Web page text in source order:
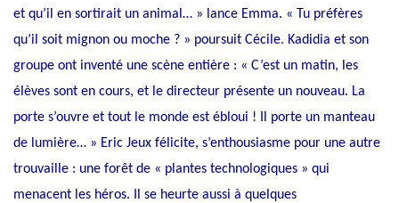
et qu’il en sortirait un animal… » lance Emma. « Tu préfères
qu’il soit mignon ou moche ? » poursuit Cécile. Kadidia et son
groupe ont inventé une scène entière : « C’est un matin, les
élèves sont en cours, et le directeur présente un nouveau. La
porte s’ouvre et tout le monde est ébloui ! Il porte un manteau
de lumière… » Eric Jeux félicite, s’enthousiasme pour une autre
trouvaille : une forêt de « plantes technologiques » qui
menacent les héros. Il se heurte aussi à quelques